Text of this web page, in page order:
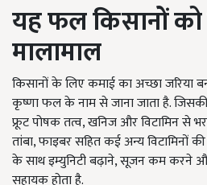
यह फल किसानों को
मालामाल
किसानों के लिए कमाई का अच्छा जरिया
कृष्णा फल के नाम से जाना जाता है.
फ्रूट पोषक तत्व, खनिज और विटामिन से
तांबा, फाइबर सहित कई अन्य विटामिनों की
के साथ इम्युनिटी बढ़ाने, सूजन कम करने